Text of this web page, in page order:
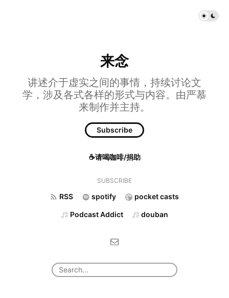
来念
讲述介于虚实之间的事情，持续讨论文
学，涉及各式各样的形式与内容。由严慕
来制作并主持。
Subscribe
☕请喝咖啡/捐助
SUBSCRIBE
RSS spotify pocket casts
Podcast Addict douban